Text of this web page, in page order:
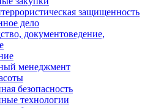
защищенность
дело
документоведение,
менеджмент
безопасность
технологии